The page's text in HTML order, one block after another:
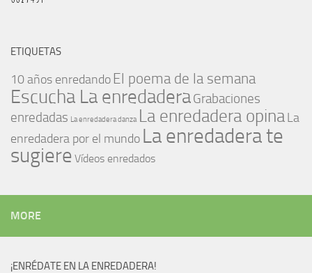
ETIQUETAS
10 años enredando El poema de la semana
Escucha La enredaderaGrabaciones
enredadas La enredadera danza La enredadera opinaLa
enredadera por el mundo La enredadera te
sugiere Vídeos enredados
MORE
¡ENRÉDATE EN LA ENREDADERA!